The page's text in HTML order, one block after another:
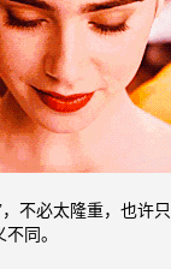
不必太隆重，也
同。